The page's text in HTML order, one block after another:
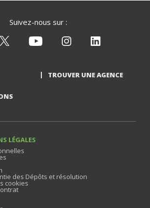
Suivez-nous sur :
TROUVER UNE AGENCE
LÉGALES
des Dépôts et résolution
cookies